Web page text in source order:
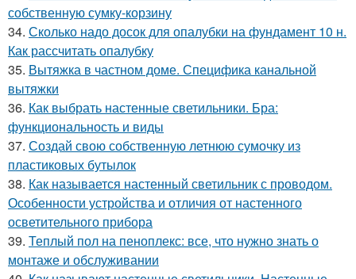
собственную сумку-корзину
34. Сколько надо досок для опалубки на фундамент 10 н.
Как рассчитать опалубку
35. Вытяжка в частном доме. Специфика канальной
вытяжки
36. Как выбрать настенные светильники. Бра:
функциональность и виды
37. Создай свою собственную летнюю сумочку из
пластиковых бутылок
38. Как называется настенный светильник с проводом.
Особенности устройства и отличия от настенного
осветительного прибора
39. Теплый пол на пеноплекс: все, что нужно знать о
монтаже и обслуживании